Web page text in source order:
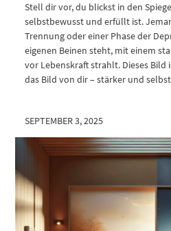
Stell dir vor, du blickst in den
selbstbewusst und erfüllt ist.
Trennung oder einer Phase der
eigenen Beinen steht, mit einem
vor Lebenskraft strahlt. Dieses Bild
das Bild von dir – stärker und
SEPTEMBER 3, 2025